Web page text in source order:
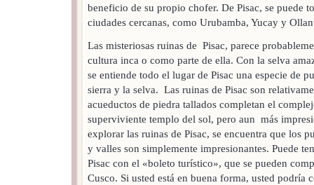
beneficio de su propio chofer. De Pisac, se puede
ciudades cercanas, como Urubamba, Yucay y
Las misteriosas ruinas de Pisac, parece
cultura inca o como parte de ella. Con la selva
se entiende todo el lugar de Pisac una especie de
sierra y la selva. Las ruinas de Pisac son
acueductos de piedra tallados completan el
superviviente templo del sol, pero aun más
explorar las ruinas de Pisac, se encuentra que los
y valles son simplemente impresionantes. Puede
Pisac con el «boleto turístico», que se pueden
Cusco. Si usted está en buena forma, usted podría